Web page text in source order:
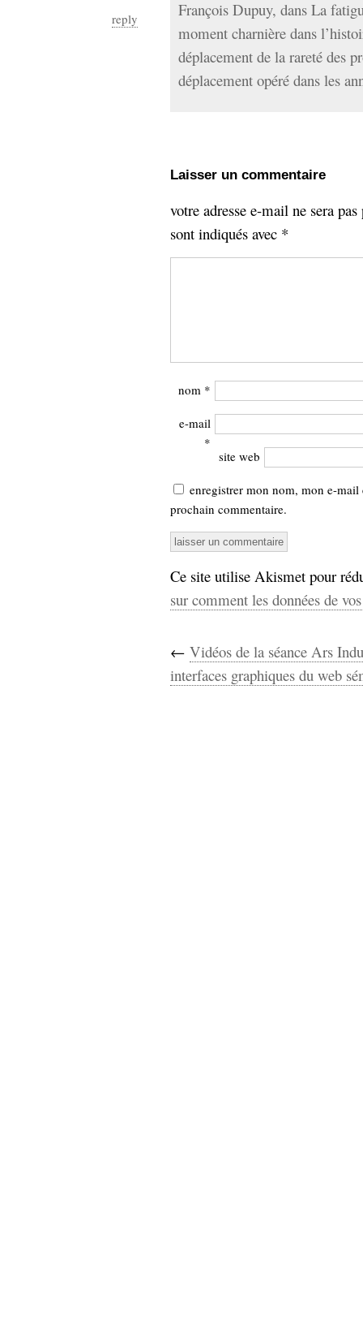
reply
François Dupuy, dans La
moment charnière dans
déplacement de la rareté des
déplacement opéré dans les
Laisser un commentaire
votre adresse e-mail ne sera
sont indiqués avec *
nom *
e-mail
*
site web
enregistrer mon nom, mon e-
prochain commentaire.
Ce site utilise Akismet pour
sur comment les données de
← Vidéos de la séance Ars
interfaces graphiques du web